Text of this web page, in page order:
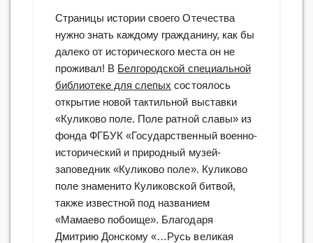
Страницы истории своего Отечества
нужно знать каждому гражданину, как бы
далеко от исторического места он не
проживал! В Белгородской специальной
библиотеке для слепых состоялось
открытие новой тактильной выставки
«Куликово поле. Поле ратной славы» из
фонда ФГБУК «Государственный военно-
исторический и природный музей-
заповедник «Куликово поле». Куликово
поле знаменито Куликовской битвой,
также известной под названием
«Мамаево побоище». Благодаря
Дмитрию Донскому «…Русь великая